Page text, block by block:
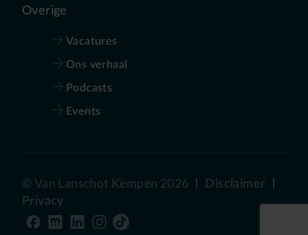
Overige
Vacatures
Ons verhaal
Podcasts
Events
©Van Lanschot Kempen 2026
Disclaimer
Privacy